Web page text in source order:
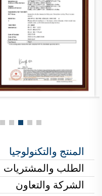
المنتج والتكنولوجيا
الطلب والمشتريات
الشركة والتعاون